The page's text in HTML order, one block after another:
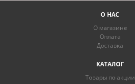
О НАС
О магазине
Оплата
Доставка
КАТАЛОГ
Товары по акции